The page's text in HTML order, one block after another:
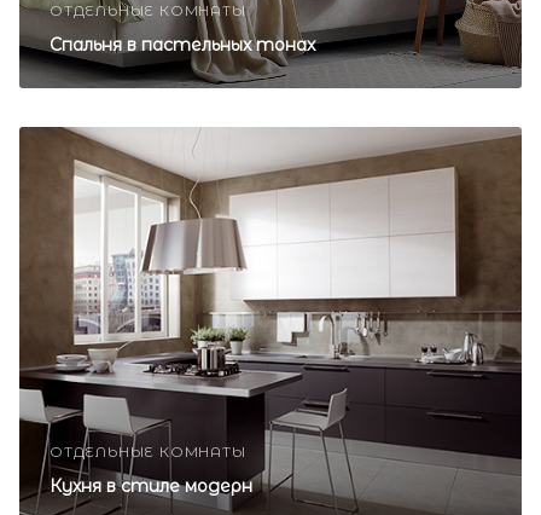
ОТДЕЛЬНЫЕ КОМНАТЫ
Спальня в пастельных тонах
ОТДЕЛЬНЫЕ КОМНАТЫ
Кухня в стиле модерн